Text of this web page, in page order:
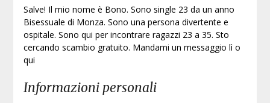
Salve! Il mio nome è Bono. Sono single 23 da un anno
Bisessuale di Monza. Sono una persona divertente e
ospitale. Sono qui per incontrare ragazzi 23 a 35. Sto
cercando scambio gratuito. Mandami un messaggio lì o
qui
Informazioni personali